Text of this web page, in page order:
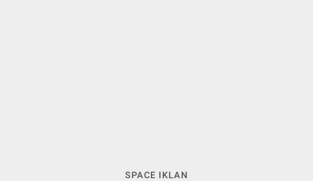
SPACE IKLAN